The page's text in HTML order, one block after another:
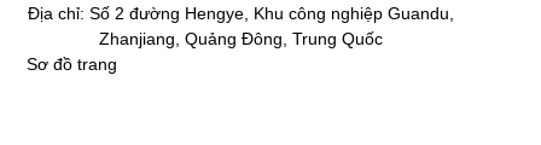
Địa chỉ: Số 2 đường Hengye, Khu công nghiệp Guandu,
Zhanjiang, Quảng Đông, Trung Quốc
Sơ đồ trang